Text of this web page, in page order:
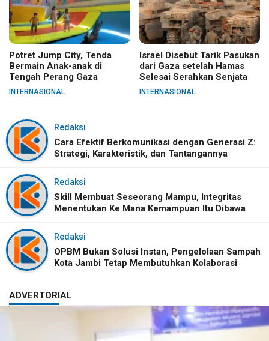
Potret Jump City, Tenda
Bermain Anak-anak di
Tengah Perang Gaza
INTERNASIONAL
Israel Disebut Tarik Pasukan
dari Gaza setelah Hamas
Selesai Serahkan Senjata
INTERNASIONAL
Redaksi
Cara Efektif Berkomunikasi dengan Generasi Z:
Strategi, Karakteristik, dan Tantangannya
Redaksi
Skill Membuat Seseorang Mampu, Integritas
Menentukan Ke Mana Kemampuan Itu Dibawa
Redaksi
OPBM Bukan Solusi Instan, Pengelolaan Sampah
Kota Jambi Tetap Membutuhkan Kolaborasi
ADVERTORIAL